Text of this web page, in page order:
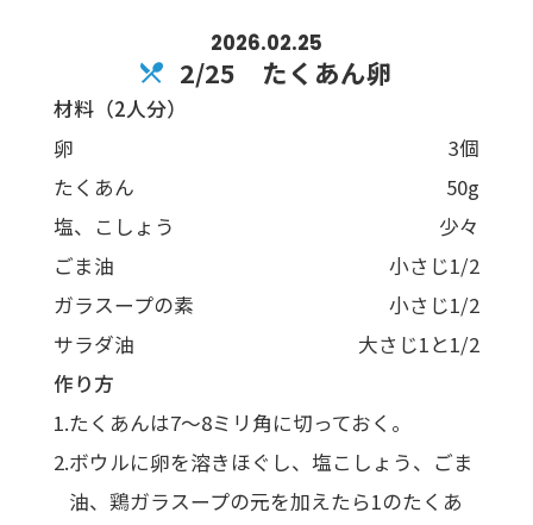
2026.02.25
2/25 たくあん卵
材料（2人分）
卵
3個
たくあん
50g
塩、こしょう
少々
ごま油
小さじ1/2
ガラスープの素
小さじ1/2
サラダ油
大さじ1と1/2
作り方
たくあんは7～8ミリ角に切っておく。
ボウルに卵を溶きほぐし、塩こしょう、ごま
油、鶏ガラスープの元を加えたら1のたくあ